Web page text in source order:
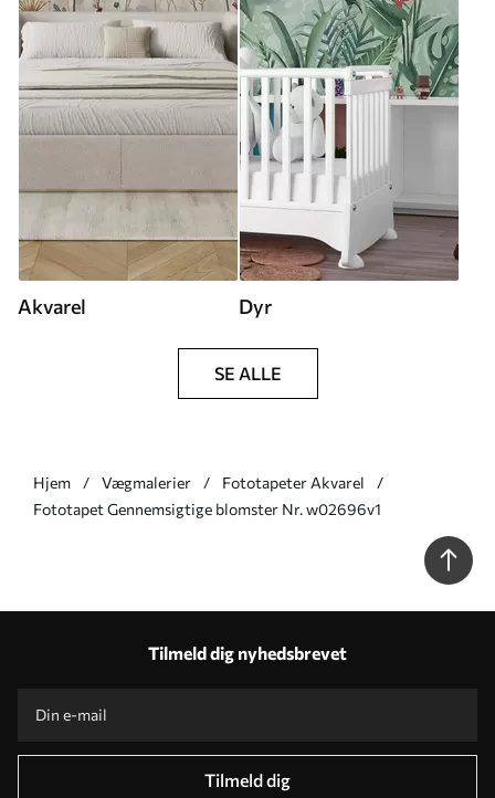
Akvarel Dyr
SE ALLE
Hjem Vægmalerier
Fototapeter Akvarel
Fototapet Gennemsigtige blomster Nr. w02696v1
Tilmeld dig nyhedsbrevet
Tilmeld dig